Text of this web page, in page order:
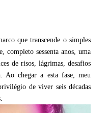
que transcende o simples
completo sessenta anos, uma
de risos, lágrimas, desafios
Ao chegar a esta fase, meu
de viver seis décadas